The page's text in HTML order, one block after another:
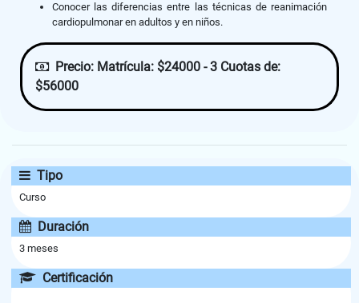
Conocer las diferencias entre las técnicas de reanimación
cardiopulmonar en adultos y en niños.
Precio: Matrícula: $24000 - 3 Cuotas de:
$56000
Tipo
Curso
Duración
3 meses
Certificación